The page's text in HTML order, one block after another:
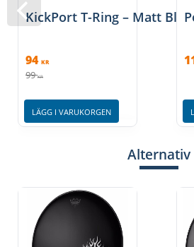
KickPort T-Ring – Matt
94 KR
99 KR
LÄGG I VARUKORGEN
Alternativ